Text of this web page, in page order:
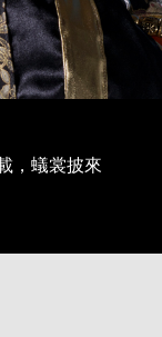
，蟻裳披來